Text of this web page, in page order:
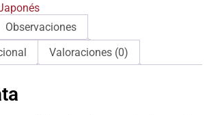
Observaciones
Valoraciones (0)